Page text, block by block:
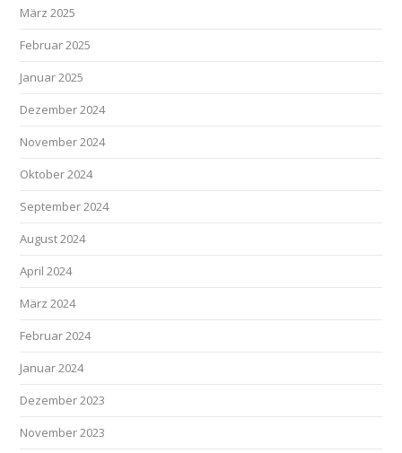
März 2025
Februar 2025
Januar 2025
Dezember 2024
November 2024
Oktober 2024
September 2024
August 2024
April 2024
März 2024
Februar 2024
Januar 2024
Dezember 2023
November 2023